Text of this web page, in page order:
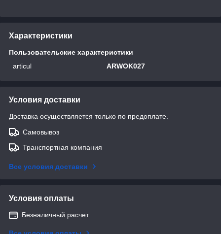
Характеристики
Пользовательские характеристики
articul
ARWOK027
Условия доставки
Доставка осуществляется только по предоплате.
Самовывоз
Транспортная компания
Все условия доставки
Условия оплаты
Безналичный расчет